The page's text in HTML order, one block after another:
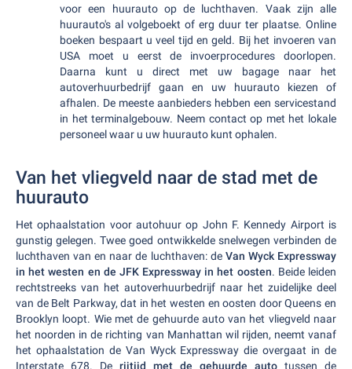
voor een huurauto op de luchthaven. Vaak zijn alle
huurauto's al volgeboekt of erg duur ter plaatse. Online
boeken bespaart u veel tijd en geld. Bij het invoeren van
USA moet u eerst de invoerprocedures doorlopen.
Daarna kunt u direct met uw bagage naar het
autoverhuurbedrijf gaan en uw huurauto kiezen of
afhalen. De meeste aanbieders hebben een servicestand
in het terminalgebouw. Neem contact op met het lokale
personeel waar u uw huurauto kunt ophalen.
Van het vliegveld naar de stad met de
huurauto
Het ophaalstation voor autohuur op John F. Kennedy Airport is
gunstig gelegen. Twee goed ontwikkelde snelwegen verbinden de
luchthaven van en naar de luchthaven: de Van Wyck Expressway
in het westen en de JFK Expressway in het oosten. Beide leiden
rechtstreeks van het autoverhuurbedrijf naar het zuidelijke deel
van de Belt Parkway, dat in het westen en oosten door Queens en
Brooklyn loopt. Wie met de gehuurde auto van het vliegveld naar
het noorden in de richting van Manhattan wil rijden, neemt vanaf
het ophaalstation de Van Wyck Expressway die overgaat in de
Interstate 678. De rijtijd met de gehuurde auto tussen de